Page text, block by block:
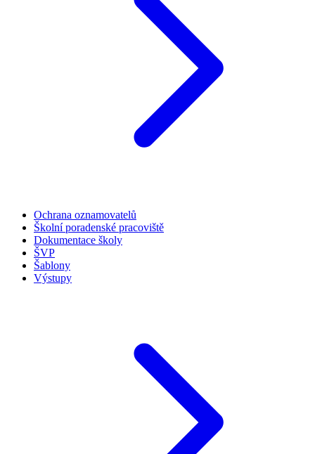
Ochrana oznamovatelů
Školní poradenské pracoviště
Dokumentace školy
ŠVP
Šablony
Výstupy